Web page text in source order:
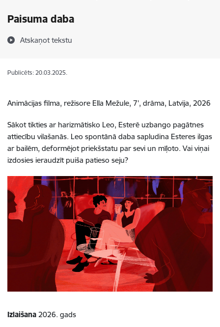
Paisuma daba
Atskaņot tekstu
Publicēts: 20.03.2025.
Animācijas filma, režisore Ella Mežule, 7', drāma, Latvija, 2026
Sākot tikties ar harizmātisko Leo, Esterē uzbango pagātnes
attiecību vilašanās. Leo spontānā daba sapludina Esteres ilgas
ar bailēm, deformējot priekšstatu par sevi un mīļoto. Vai viņai
izdosies ieraudzīt puiša patieso seju?
Izlaišana 2026. gads